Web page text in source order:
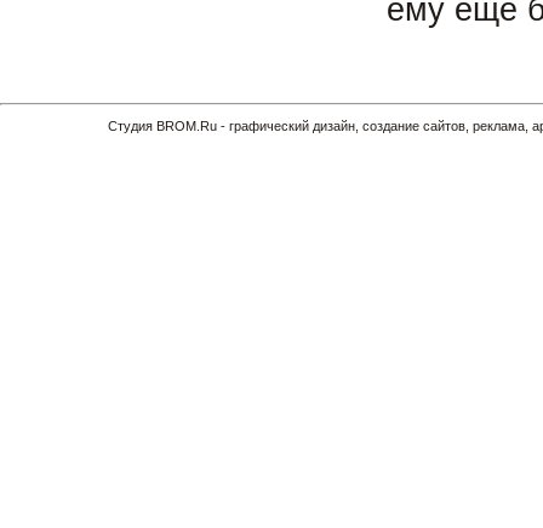
ему еще
Cтудия BROM.Ru - графический дизайн, создание сайтов,